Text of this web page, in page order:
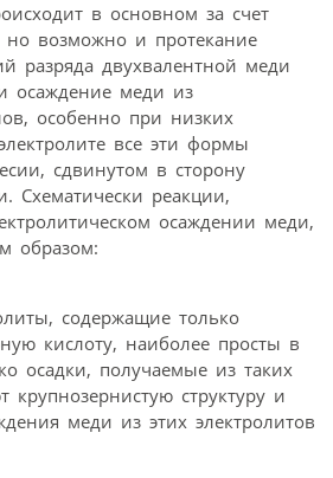
в основном за счет
но возможно и протекание
разряда двухвалентной меди
осаждение меди из
особенно при низких
все эти формы
сдвинутом в сторону
Схематически реакции,
осаждении меди,
образом:
содержащие только
кислоту, наиболее просты в
осадки, получаемые из таких
крупнозернистую структуру и
меди из этих электролитов